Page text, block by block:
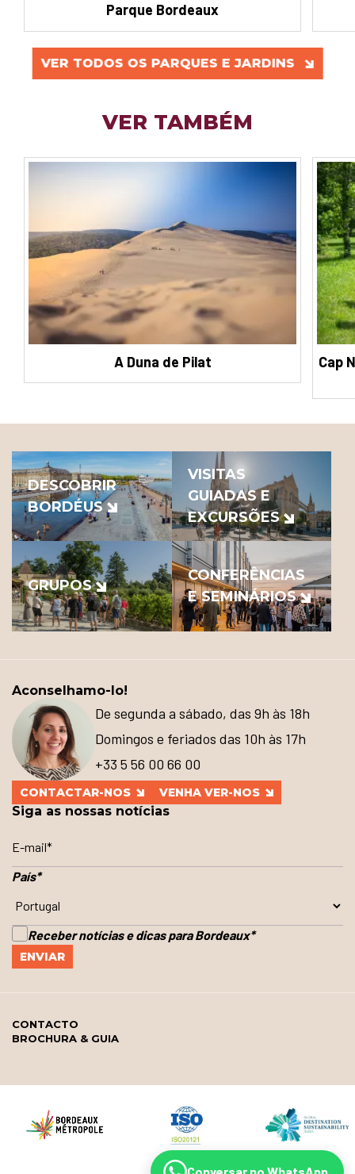
VER TODOS OS PARQUES E JARDINS
Parque Bordeaux
VER TAMBÉM
A Duna de Pilat Cap
DESCOBRIR
BORDÉUS
VISITAS
GUIADAS E
EXCURSÕES
GRUPOS
CONFERÊNCIAS
E SEMINÁRIOS
Aconselhamo-lo!
De segunda a sábado, das 9h às 18h
Domingos e feriados das 10h às 17h
+33 5 56 00 66 00
CONTACTAR-NOS VENHA VER-NOS
Siga as nossas notícias
País*
Receber notícias e dicas para Bordeaux*
CONTACTO
BROCHURA & GUIA